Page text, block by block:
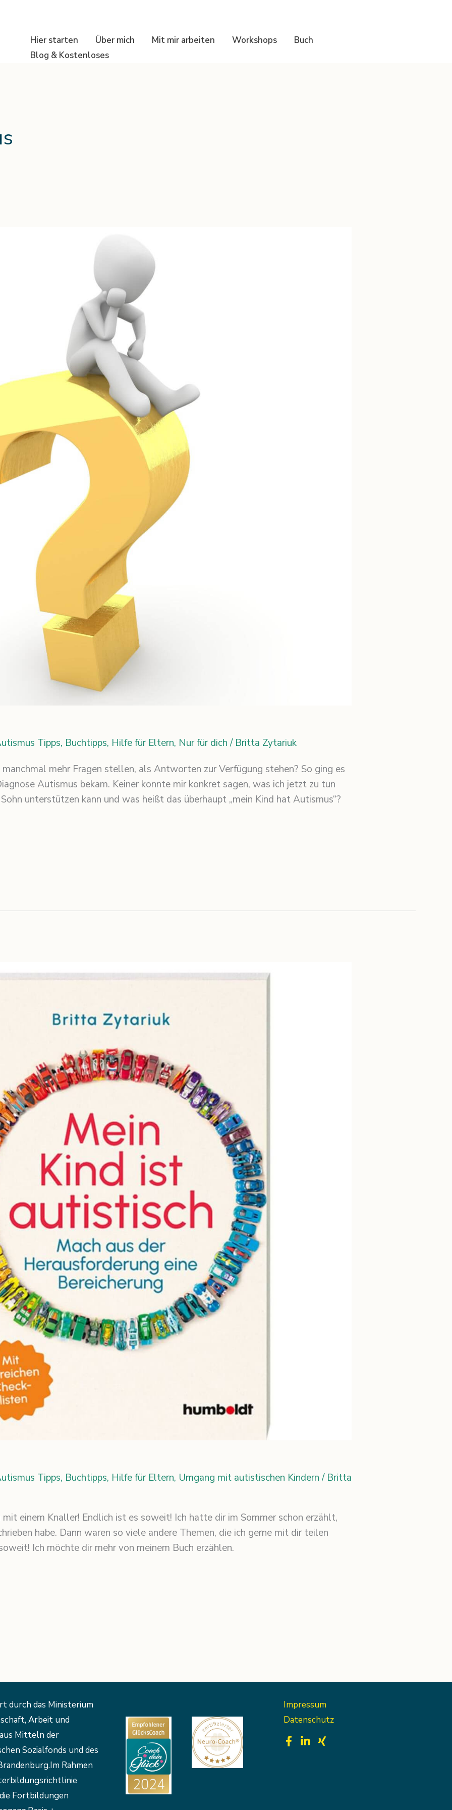
Hier starten Über mich Mit mir arbeiten Workshops
Buch
Blog & Kostenloses
Tipps, Buchtipps, Hilfe für Eltern, Nur für dich/ Britta Zytariuk
manchmal mehr Fragen stellen, als Antworten zur Verfügung stehen? So ging es
Autismus bekam. Keiner konnte mir konkret sagen, was ich jetzt zu tun
unterstützen kann und was heißt das überhaupt „mein Kind hat Autismus“?
Tipps, Buchtipps, Hilfe für Eltern, Umgang mit autistischen Kindern/ Britta
einem Knaller! Endlich ist es soweit! Ich hatte dir im Sommer schon erzählt,
habe. Dann waren so viele andere Themen, die ich gerne mit dir teilen
Ich möchte dir mehr von meinem Buch erzählen.
durch das Ministerium
Arbeit und
Mitteln der
Sozialfonds und des
Rahmen
Fortbildungen
Impressum
Datenschutz